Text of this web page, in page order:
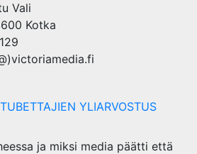
Vali
Kotka
YLIARVOSTUS
ja miksi media päätti että